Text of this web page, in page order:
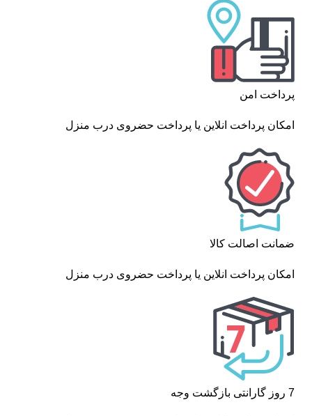
پرداخت امن
امکان پرداخت انلاین یا پرداخت حضروی درب منزل
ضمانت اصالت کالا
امکان پرداخت انلاین یا پرداخت حضروی درب منزل
7 روز گارانتی بازگشت وجه